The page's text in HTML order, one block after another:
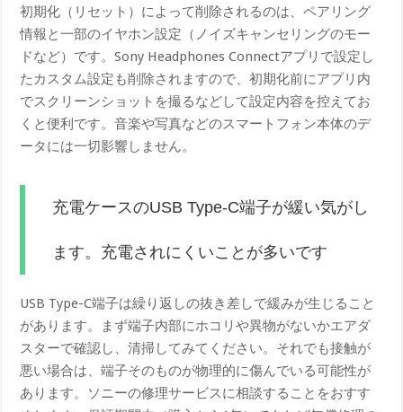
初期化（リセット）によって削除されるのは、ペアリング
情報と一部のイヤホン設定（ノイズキャンセリングのモー
ドなど）です。Sony Headphones Connectアプリで設定し
たカスタム設定も削除されますので、初期化前にアプリ内
でスクリーンショットを撮るなどして設定内容を控えてお
くと便利です。音楽や写真などのスマートフォン本体のデ
ータには一切影響しません。
充電ケースのUSB Type-C端子が緩い気がし
ます。充電されにくいことが多いです
USB Type-C端子は繰り返しの抜き差しで緩みが生じること
があります。まず端子内部にホコリや異物がないかエアダ
スターで確認し、清掃してみてください。それでも接触が
悪い場合は、端子そのものが物理的に傷んでいる可能性が
あります。ソニーの修理サービスに相談することをおすす